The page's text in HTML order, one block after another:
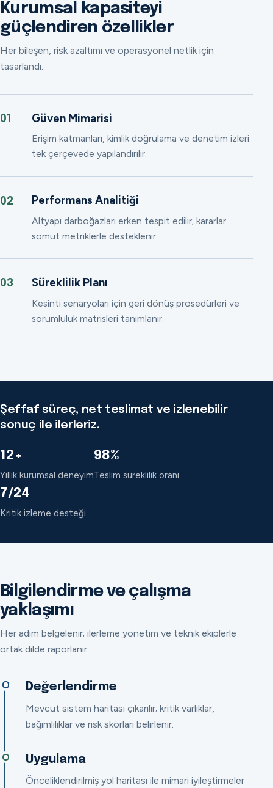
Kurumsal kapasiteyi
güçlendiren özellikler
Her bileşen, risk azaltımı ve operasyonel netlik için
tasarlandı.
01 Güven Mimarisi
Erişim katmanları, kimlik doğrulama ve denetim izleri
tek çerçevede yapılandırılır.
02 Performans Analitiği
Altyapı darboğazları erken tespit edilir; kararlar
somut metriklerle desteklenir.
03 Süreklilik Planı
Kesinti senaryoları için geri dönüş prosedürleri ve
sorumluluk matrisleri tanımlanır.
Şeffaf süreç, net teslimat ve izlenebilir
sonuç ile ilerleriz.
12+
Yıllık kurumsal deneyim
98%
Teslim süreklilik oranı
7/24
Kritik izleme desteği
Bilgilendirme ve çalışma
yaklaşımı
Her adım belgelenir; ilerleme yönetim ve teknik ekiplerle
ortak dilde raporlanır.
Değerlendirme
Mevcut sistem haritası çıkarılır; kritik varlıklar,
bağımlılıklar ve risk skorları belirlenir.
Uygulama
Önceliklendirilmiş yol haritası ile mimari iyileştirmeler